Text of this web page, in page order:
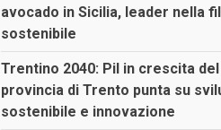
avocado in Sicilia, leader nella
sostenibile
Trentino 2040: Pil in crescita del
provincia di Trento punta su
sostenibile e innovazione